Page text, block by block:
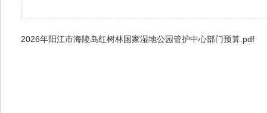
2026年阳江市海陵岛红树林国家湿地公园管护中心部门预算.pdf